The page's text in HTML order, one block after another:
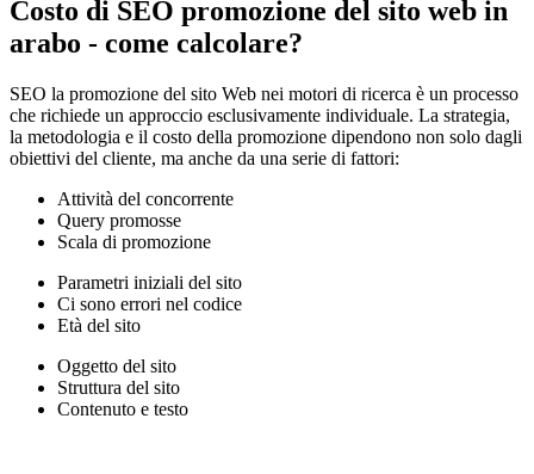
Costo di SEO promozione del sito web in
arabo - come calcolare?
SEO la promozione del sito Web nei motori di ricerca è un processo
che richiede un approccio esclusivamente individuale. La strategia,
la metodologia e il costo della promozione dipendono non solo dagli
obiettivi del cliente, ma anche da una serie di fattori:
Attività del concorrente
Query promosse
Scala di promozione
Parametri iniziali del sito
Ci sono errori nel codice
Età del sito
Oggetto del sito
Struttura del sito
Contenuto e testo